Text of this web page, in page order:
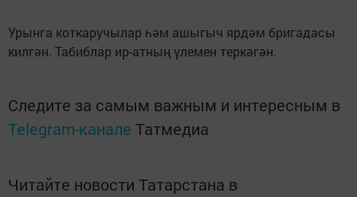
Урынга коткаручылар һәм ашыгыч ярдәм бригадасы
килгән. Табиблар ир-атның үлемен теркәгән.
Следите за самым важным и интересным в
Telegram-канале Татмедиа
Читайте новости Татарстана в